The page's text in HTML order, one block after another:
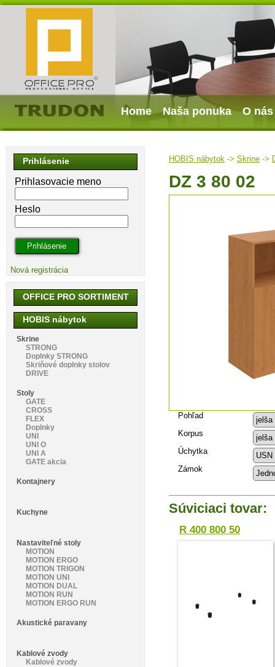
Home Naša ponuka O nás
HOBIS nábytok -> Skrine ->
DZ 3 80 02
Pohľad
Korpus
Úchytka
Zámok
Súviciaci tovar:
R 400 800 50
Prihlásenie
Prihlasovacie meno
Heslo
Nová registrácia
OFFICE PRO SORTIMENT
HOBIS nábytok
Skrine
STRONG
Doplnky STRONG
Skriňové doplnky stolov
DRIVE
Stoly
GATE
CROSS
FLEX
Doplnky
UNI
UNI O
UNI A
GATE akcia
Kontajnery
Kuchyne
Nastaviteľné stoly
MOTION
MOTION ERGO
MOTION TRIGON
MOTION UNI
MOTION DUAL
MOTION RUN
MOTION ERGO RUN
Akustické paravany
Kablové zvody
Kablové zvody